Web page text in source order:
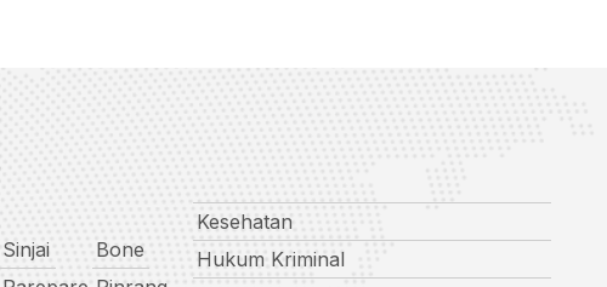
Sinjai
Bone
Kesehatan
Hukum Kriminal